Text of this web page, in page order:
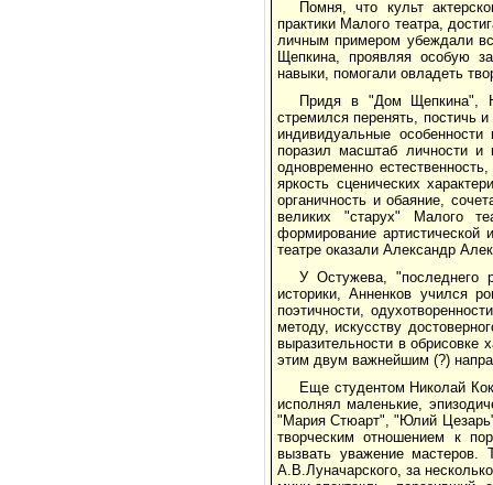
Помня, что культ
практики Малого театра,
личным примером убеждали
Щепкина, проявляя особую
навыки, помогали овладеть
Придя в "Дом Щепкина",
стремился перенять, постичь
индивидуальные
поразил масштаб личности и
одновременно
яркость сценических
органичность и обаяние,
великих "старух" Малого
формирование
театре оказали Александр
У Остужева, "последнего
историки, Анненков учился
поэтичности,
методу, искусству
выразительности в обрисовке
этим двум важнейшим (?)
Еще студентом Николай
исполнял маленькие,
"Мария Стюарт", "Юлий Цезарь"
творческим отношением к
вызвать уважение мастеров.
А.В.Луначарского, за